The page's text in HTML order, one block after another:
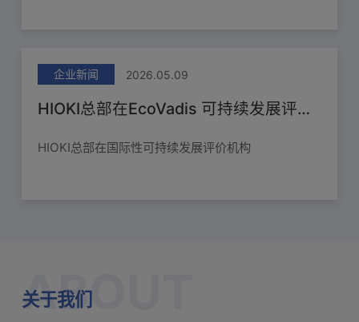
加可持续的发展目标。随着能源利用方式的不断演
升能源发电效率、实现更可靠的能源管理
企业新闻 2026.05.09
HIOKI总部在EcoVadis 可持续发展评价（2025）中荣获「铜牌」
HIOKI总部在国际性可持续发展评价机构
ABOUT
关于我们